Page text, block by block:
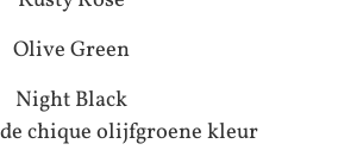
Olive Green
Night Black
chique olijfgroene kleur